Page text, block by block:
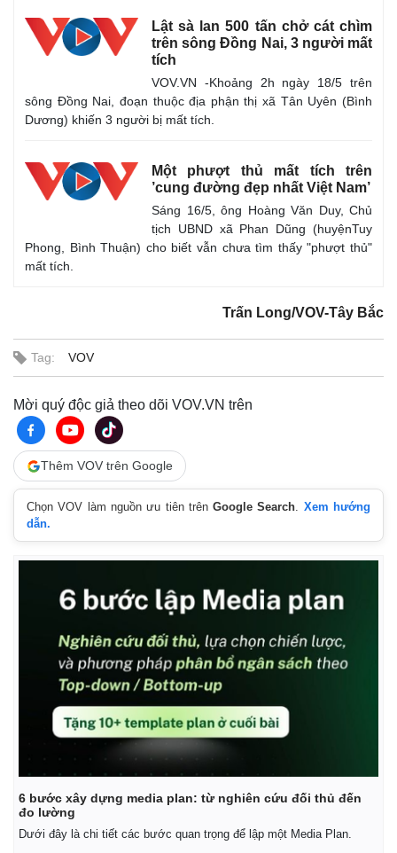
Bất động sản
Khởi nghiệp
Thị trường
Giá vàng
Tiêu dùng
Tỷ giá
Chứng khoán
Giá cà phê
Lật sà lan 500 tấn chở cát chìm
trên sông Đồng Nai, 3 người mất
tích
VOV.VN -Khoảng 2h ngày 18/5 trên
sông Đồng Nai, đoạn thuộc địa phận thị xã Tân Uyên (Bình
Dương) khiến 3 người bị mất tích.
Một phượt thủ mất tích trên
’cung đường đẹp nhất Việt Nam’
Sáng 16/5, ông Hoàng Văn Duy, Chủ
tịch UBND xã Phan Dũng (huyệnTuy
Phong, Bình Thuận) cho biết vẫn chưa tìm thấy "phượt thủ"
mất tích.
Trấn Long/VOV-Tây Bắc
Tag: VOV
Mời quý độc giả theo dõi VOV.VN trên
Thêm VOV trên Google
Chọn VOV làm nguồn ưu tiên trênGoogle Search. Xem hướng
dẫn.
6 bước xây dựng media plan: từ nghiên cứu đối thủ đến
đo lường
Dưới đây là chi tiết các bước quan trọng để lập một Media Plan.